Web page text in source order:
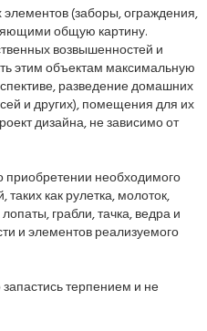
(заборы, ограждения,
общую картину.
возвышенностей и
этим объектам максимальную
разведение домашних
и других), помещения для их
дизайна, не зависимо от
приобретении необходимого
как рулетка, молоток,
грабли, тачка, ведра и
и элементов реализуемого
терпением и не